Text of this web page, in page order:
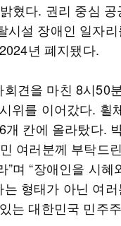
혔다. 권리 중심
시설 장애인 일자
년 폐지됐다.
견을 마친 8시50
위를 이어갔다. 휠
개 칸에 올라탔다.
여러분께 부탁드
”며 “장애인을 시
형태가 아닌 여
는 대한민국 민주